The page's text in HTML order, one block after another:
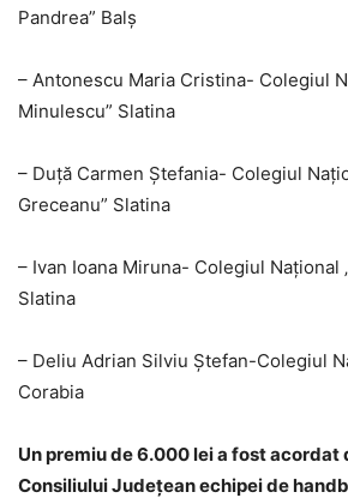
Pandrea” Balș
– Antonescu Maria Cristina- Colegiul
Minulescu” Slatina
– Duță Carmen Ștefania- Colegiul
Greceanu” Slatina
– Ivan Ioana Miruna- Colegiul Național
Slatina
– Deliu Adrian Silviu Ștefan-Colegiul
Corabia
Un premiu de 6.000 lei a fost
Consiliului Judeţean echipei de